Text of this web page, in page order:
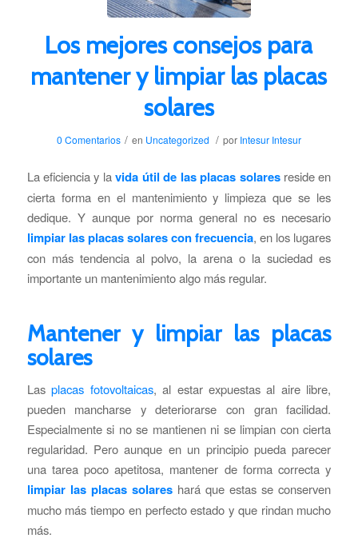
Los mejores consejos para
mantener y limpiar las placas
solares
0 Comentarios / en Uncategorized / por Intesur Intesur
La eficiencia y lavida útil de las placas solaresreside en
cierta forma en el mantenimiento y limpieza que se les
dedique. Y aunque por norma general no es necesario
limpiar las placas solares con frecuencia, en los lugares
con más tendencia al polvo, la arena o la suciedad es
importante un mantenimiento algo más regular.
Mantener y limpiar las placas
solares
Lasplacas fotovoltaicas, al estar expuestas al aire libre,
pueden mancharse y deteriorarse con gran facilidad.
Especialmente si no se mantienen ni se limpian con cierta
regularidad. Pero aunque en un principio pueda parecer
una tarea poco apetitosa, mantener de forma correcta y
limpiar las placas solareshará que estas se conserven
mucho más tiempo en perfecto estado y que rindan mucho
más.